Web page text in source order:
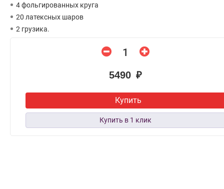
4 фольгированных круга
20 латексных шаров
2 грузика.
5490 ₽
Купить